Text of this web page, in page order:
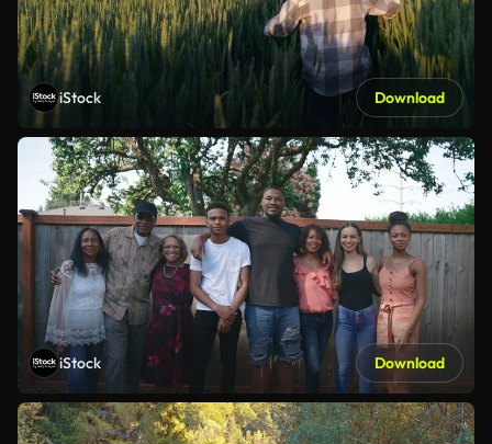
iStock Download
iStock Download